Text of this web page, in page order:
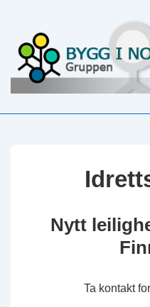
hovedinnholdet
Nytt
Ta kontakt